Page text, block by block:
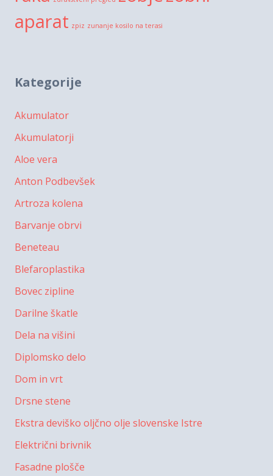
aparat zpiz zunanje kosilo na terasi
Kategorije
Akumulator
Akumulatorji
Aloe vera
Anton Podbevšek
Artroza kolena
Barvanje obrvi
Beneteau
Blefaroplastika
Bovec zipline
Darilne škatle
Dela na višini
Diplomsko delo
Dom in vrt
Drsne stene
Ekstra deviško oljčno olje slovenske Istre
Električni brivnik
Fasadne plošče